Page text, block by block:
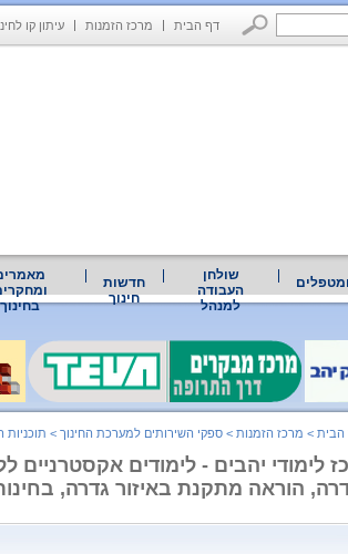
דף הבית מרכז הזמנות עיתון קו
שולחן
העבודה
למנהל
חדשות
חינוך
בחינוך
הבית > מרכז הזמנות > ספקי השירותים למערכת החינוך >
לימודי יהבים - לימודים אקסטרניים
הוראה מתקנת באיזור גדרה,